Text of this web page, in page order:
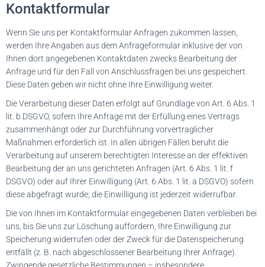
Kontaktformular
Wenn Sie uns per Kontaktformular Anfragen zukommen lassen,
werden Ihre Angaben aus dem Anfrageformular inklusive der von
Ihnen dort angegebenen Kontaktdaten zwecks Bearbeitung der
Anfrage und für den Fall von Anschlussfragen bei uns gespeichert.
Diese Daten geben wir nicht ohne Ihre Einwilligung weiter.
Die Verarbeitung dieser Daten erfolgt auf Grundlage von Art. 6 Abs. 1
lit. b DSGVO, sofern Ihre Anfrage mit der Erfüllung eines Vertrags
zusammenhängt oder zur Durchführung vorvertraglicher
Maßnahmen erforderlich ist. In allen übrigen Fällen beruht die
Verarbeitung auf unserem berechtigten Interesse an der effektiven
Bearbeitung der an uns gerichteten Anfragen (Art. 6 Abs. 1 lit. f
DSGVO) oder auf Ihrer Einwilligung (Art. 6 Abs. 1 lit. a DSGVO) sofern
diese abgefragt wurde; die Einwilligung ist jederzeit widerrufbar.
Die von Ihnen im Kontaktformular eingegebenen Daten verbleiben bei
uns, bis Sie uns zur Löschung auffordern, Ihre Einwilligung zur
Speicherung widerrufen oder der Zweck für die Datenspeicherung
entfällt (z. B. nach abgeschlossener Bearbeitung Ihrer Anfrage).